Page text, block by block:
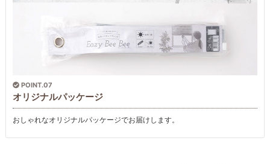
POINT.07
オリジナルパッケージ
おしゃれなオリジナルパッケージでお届けします。